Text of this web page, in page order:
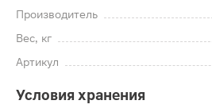
Производитель
Вес, кг
Артикул
Условия хранения